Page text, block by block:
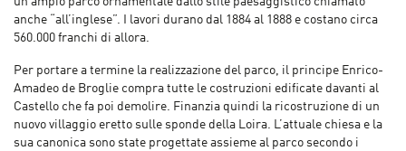
anche “all’inglese”. I lavori durano dal 1884 al 1888 e costano circa
560.000 franchi di allora.
Per portare a termine la realizzazione del parco, il principe Enrico-
Amadeo de Broglie compra tutte le costruzioni edificate davanti al
Castello che fa poi demolire. Finanzia quindi la ricostruzione di un
nuovo villaggio eretto sulle sponde della Loira. L’attuale chiesa e la
sua canonica sono state progettate assieme al parco secondo i